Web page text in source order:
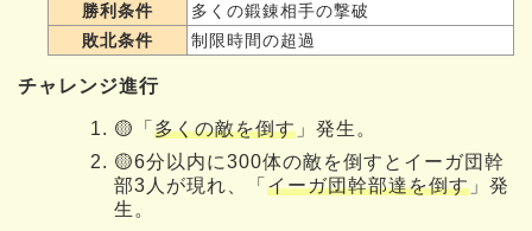
勝利条件
多くの鍛錬相手の撃破
敗北条件
制限時間の超過
チャレンジ進行
🟡「 多くの敵を倒す 」発生。
🟡6分以内に300体の敵を倒すとイーガ団幹
部3人が現れ、「 イーガ団幹部達を倒す 」発
生。